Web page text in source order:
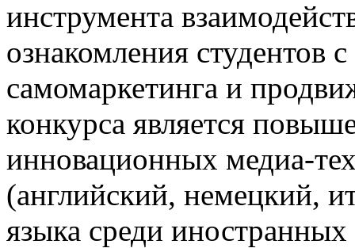
инструмента
ознакомления студентов
самомаркетинга и
конкурса является
инновационных медиа-
(английский, немецкий,
языка среди иностранных